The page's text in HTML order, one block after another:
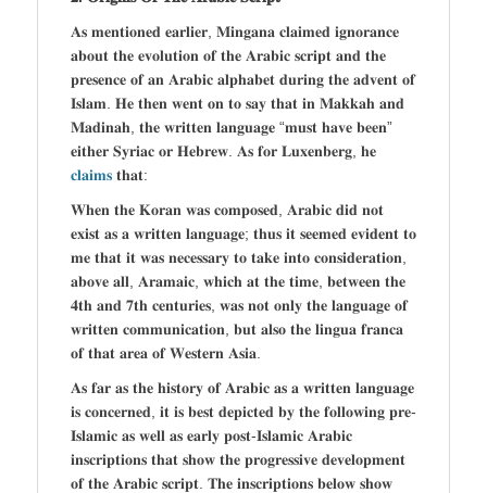
𝐀𝐬 𝐦𝐞𝐧𝐭𝐢𝐨𝐧𝐞𝐝 𝐞𝐚𝐫𝐥𝐢𝐞𝐫, 𝐌𝐢𝐧𝐠𝐚𝐧𝐚 𝐜𝐥𝐚𝐢𝐦𝐞𝐝 𝐢𝐠𝐧𝐨𝐫𝐚𝐧𝐜𝐞
𝐚𝐛𝐨𝐮𝐭 𝐭𝐡𝐞 𝐞𝐯𝐨𝐥𝐮𝐭𝐢𝐨𝐧 𝐨𝐟 𝐭𝐡𝐞 𝐀𝐫𝐚𝐛𝐢𝐜 𝐬𝐜𝐫𝐢𝐩𝐭 𝐚𝐧𝐝 𝐭𝐡𝐞
𝐩𝐫𝐞𝐬𝐞𝐧𝐜𝐞 𝐨𝐟 𝐚𝐧 𝐀𝐫𝐚𝐛𝐢𝐜 𝐚𝐥𝐩𝐡𝐚𝐛𝐞𝐭 𝐝𝐮𝐫𝐢𝐧𝐠 𝐭𝐡𝐞 𝐚𝐝𝐯𝐞𝐧𝐭 𝐨𝐟
𝐈𝐬𝐥𝐚𝐦. 𝐇𝐞 𝐭𝐡𝐞𝐧 𝐰𝐞𝐧𝐭 𝐨𝐧 𝐭𝐨 𝐬𝐚𝐲 𝐭𝐡𝐚𝐭 𝐢𝐧 𝐌𝐚𝐤𝐤𝐚𝐡 𝐚𝐧𝐝
𝐌𝐚𝐝𝐢𝐧𝐚𝐡, 𝐭𝐡𝐞 𝐰𝐫𝐢𝐭𝐭𝐞𝐧 𝐥𝐚𝐧𝐠𝐮𝐚𝐠𝐞 “𝐦𝐮𝐬𝐭 𝐡𝐚𝐯𝐞 𝐛𝐞𝐞𝐧”
𝐞𝐢𝐭𝐡𝐞𝐫 𝐒𝐲𝐫𝐢𝐚𝐜 𝐨𝐫 𝐇𝐞𝐛𝐫𝐞𝐰. 𝐀𝐬 𝐟𝐨𝐫 𝐋𝐮𝐱𝐞𝐧𝐛𝐞𝐫𝐠, 𝐡𝐞
𝐜𝐥𝐚𝐢𝐦𝐬 𝐭𝐡𝐚𝐭:
𝐖𝐡𝐞𝐧 𝐭𝐡𝐞 𝐊𝐨𝐫𝐚𝐧 𝐰𝐚𝐬 𝐜𝐨𝐦𝐩𝐨𝐬𝐞𝐝, 𝐀𝐫𝐚𝐛𝐢𝐜 𝐝𝐢𝐝 𝐧𝐨𝐭
𝐞𝐱𝐢𝐬𝐭 𝐚𝐬 𝐚 𝐰𝐫𝐢𝐭𝐭𝐞𝐧 𝐥𝐚𝐧𝐠𝐮𝐚𝐠𝐞; 𝐭𝐡𝐮𝐬 𝐢𝐭 𝐬𝐞𝐞𝐦𝐞𝐝 𝐞𝐯𝐢𝐝𝐞𝐧𝐭 𝐭𝐨
𝐦𝐞 𝐭𝐡𝐚𝐭 𝐢𝐭 𝐰𝐚𝐬 𝐧𝐞𝐜𝐞𝐬𝐬𝐚𝐫𝐲 𝐭𝐨 𝐭𝐚𝐤𝐞 𝐢𝐧𝐭𝐨 𝐜𝐨𝐧𝐬𝐢𝐝𝐞𝐫𝐚𝐭𝐢𝐨𝐧,
𝐚𝐛𝐨𝐯𝐞 𝐚𝐥𝐥, 𝐀𝐫𝐚𝐦𝐚𝐢𝐜, 𝐰𝐡𝐢𝐜𝐡 𝐚𝐭 𝐭𝐡𝐞 𝐭𝐢𝐦𝐞, 𝐛𝐞𝐭𝐰𝐞𝐞𝐧 𝐭𝐡𝐞
𝟒𝐭𝐡 𝐚𝐧𝐝 𝟕𝐭𝐡 𝐜𝐞𝐧𝐭𝐮𝐫𝐢𝐞𝐬, 𝐰𝐚𝐬 𝐧𝐨𝐭 𝐨𝐧𝐥𝐲 𝐭𝐡𝐞 𝐥𝐚𝐧𝐠𝐮𝐚𝐠𝐞 𝐨𝐟
𝐰𝐫𝐢𝐭𝐭𝐞𝐧 𝐜𝐨𝐦𝐦𝐮𝐧𝐢𝐜𝐚𝐭𝐢𝐨𝐧, 𝐛𝐮𝐭 𝐚𝐥𝐬𝐨 𝐭𝐡𝐞 𝐥𝐢𝐧𝐠𝐮𝐚 𝐟𝐫𝐚𝐧𝐜𝐚
𝐨𝐟 𝐭𝐡𝐚𝐭 𝐚𝐫𝐞𝐚 𝐨𝐟 𝐖𝐞𝐬𝐭𝐞𝐫𝐧 𝐀𝐬𝐢𝐚.
𝐀𝐬 𝐟𝐚𝐫 𝐚𝐬 𝐭𝐡𝐞 𝐡𝐢𝐬𝐭𝐨𝐫𝐲 𝐨𝐟 𝐀𝐫𝐚𝐛𝐢𝐜 𝐚𝐬 𝐚 𝐰𝐫𝐢𝐭𝐭𝐞𝐧 𝐥𝐚𝐧𝐠𝐮𝐚𝐠𝐞
𝐢𝐬 𝐜𝐨𝐧𝐜𝐞𝐫𝐧𝐞𝐝, 𝐢𝐭 𝐢𝐬 𝐛𝐞𝐬𝐭 𝐝𝐞𝐩𝐢𝐜𝐭𝐞𝐝 𝐛𝐲 𝐭𝐡𝐞 𝐟𝐨𝐥𝐥𝐨𝐰𝐢𝐧𝐠 𝐩𝐫𝐞-
𝐈𝐬𝐥𝐚𝐦𝐢𝐜 𝐚𝐬 𝐰𝐞𝐥𝐥 𝐚𝐬 𝐞𝐚𝐫𝐥𝐲 𝐩𝐨𝐬𝐭-𝐈𝐬𝐥𝐚𝐦𝐢𝐜 𝐀𝐫𝐚𝐛𝐢𝐜
𝐢𝐧𝐬𝐜𝐫𝐢𝐩𝐭𝐢𝐨𝐧𝐬 𝐭𝐡𝐚𝐭 𝐬𝐡𝐨𝐰 𝐭𝐡𝐞 𝐩𝐫𝐨𝐠𝐫𝐞𝐬𝐬𝐢𝐯𝐞 𝐝𝐞𝐯𝐞𝐥𝐨𝐩𝐦𝐞𝐧𝐭
𝐨𝐟 𝐭𝐡𝐞 𝐀𝐫𝐚𝐛𝐢𝐜 𝐬𝐜𝐫𝐢𝐩𝐭. 𝐓𝐡𝐞 𝐢𝐧𝐬𝐜𝐫𝐢𝐩𝐭𝐢𝐨𝐧𝐬 𝐛𝐞𝐥𝐨𝐰 𝐬𝐡𝐨𝐰